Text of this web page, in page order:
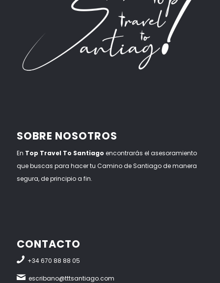
SOBRE NOSOTROS
En Top Travel To Santiago encontrarás el asesoramiento
que buscas para hacer tu Camino de Santiago de manera
segura, de principio a fin.
CONTACTO
+34 670 88 88 05
escribano@tttsantiago.com